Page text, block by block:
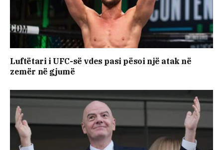
Luftëtari i UFC-së vdes pasi pësoi një atak në
zemër në gjumë